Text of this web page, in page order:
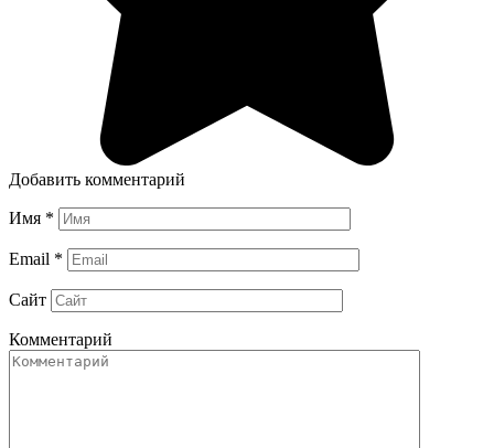
Добавить комментарий
Имя *
Email *
Сайт
Комментарий